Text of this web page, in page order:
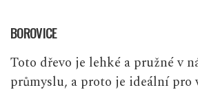
BOROVICE
Toto dřevo je lehké a pružné v
průmyslu, a proto je ideální pro